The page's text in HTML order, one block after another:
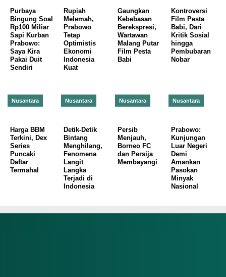
Purbaya
Bingung Soal
Rp100 Miliar
Sapi Kurban
Prabowo:
Saya Kira
Pakai Duit
Sendiri
Rupiah
Melemah,
Prabowo
Tetap
Optimistis
Ekonomi
Indonesia
Kuat
Gaungkan
Kebebasan
Berekspresi,
Wartawan
Malang Putar
Film Pesta
Babi
Kontroversi
Film Pesta
Babi, Dari
Kritik Sosial
hingga
Pembubaran
Nobar
Nusantara
Harga BBM
Terkini, Dex
Series
Puncaki
Daftar
Termahal
Nusantara
Detik-Detik
Bintang
Menghilang,
Fenomena
Langit
Langka
Terjadi di
Indonesia
Nusantara
Persib
Menjauh,
Borneo FC
dan Persija
Membayangi
Nusantara
Prabowo:
Kunjungan
Luar Negeri
Demi
Amankan
Pasokan
Minyak
Nasional